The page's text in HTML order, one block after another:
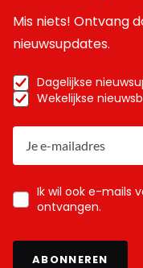
Mis niets! Ontvang
nieuwsupdates.
Dagelijkse
Wekelijkse
Ik wil ook e-mails
ontvangen.
ABONNEREN